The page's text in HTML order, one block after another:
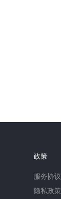
政策
服务协议
隐私政策